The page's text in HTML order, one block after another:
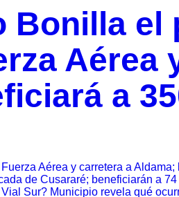
Bonilla el
Aérea
a
Aérea y carretera a
de Cusararé; beneficiarán a
Sur? Municipio revela qué